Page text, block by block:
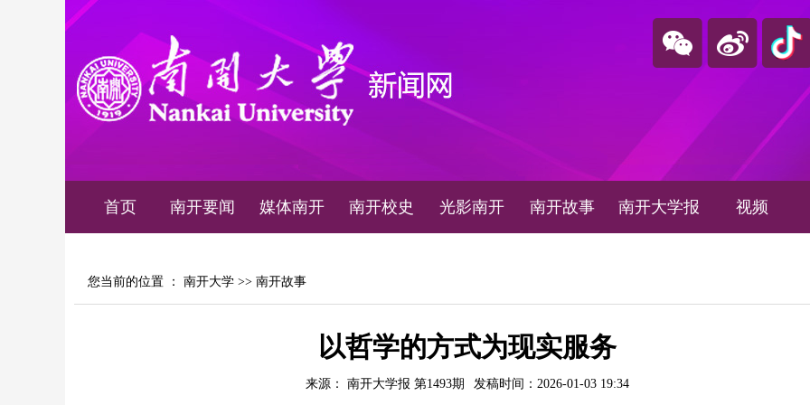
首页 南开要闻 媒体南开 南开校史 光影南开 南开故事 南开大学报 视频
您当前的位置 ： 南开大学 >> 南开故事
以哲学的方式为现实服务
来源： 南开大学报 第1493期 发稿时间：2026-01-03 19:34